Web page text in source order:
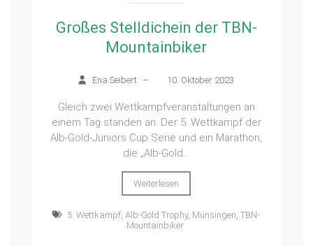
Großes Stelldichein der TBN-
Mountainbiker
Ena Seibert – 10. Oktober 2023
Gleich zwei Wettkampfveranstaltungen an
einem Tag standen an. Der 5. Wettkampf der
Alb-Gold-Juniors Cup Serie und ein Marathon,
die „Alb-Gold...
Weiterlesen
5. Wettkampf, Alb-Gold Trophy, Münsingen TBN-
Mountainbiker